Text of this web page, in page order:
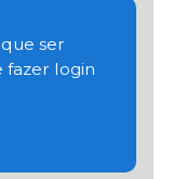
ser
fazer login